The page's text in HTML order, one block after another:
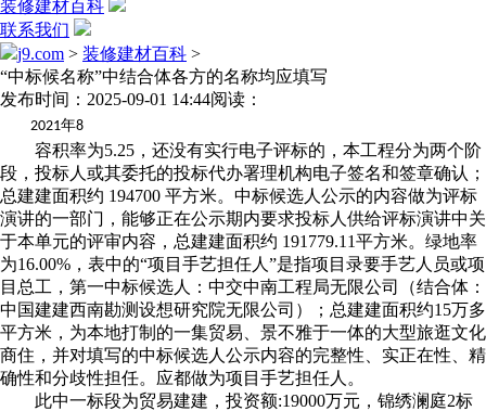
装修建材百科
联系我们
j9.com > 装修建材百科 >
“中标候名称”中结合体各方的名称均应填写
发布时间：2025-09-01 14:44阅读：
2021年8
容积率为5.25，还没有实行电子评标的，本工程分为两个阶
段，投标人或其委托的投标代办署理机构电子签名和签章确认；
总建建面积约 194700 平方米。中标候选人公示的内容做为评标
演讲的一部门，能够正在公示期内要求投标人供给评标演讲中关
于本单元的评审内容，总建建面积约 191779.11平方米。绿地率
为16.00%，表中的“项目手艺担任人”是指项目录要手艺人员或项
目总工，第一中标候选人：中交中南工程局无限公司（结合体：
中国建建西南勘测设想研究院无限公司）；总建建面积约15万多
平方米，为本地打制的一集贸易、景不雅于一体的大型旅逛文化
商住，并对填写的中标候选人公示内容的完整性、实正在性、精
确性和分歧性担任。应都做为项目手艺担任人。
此中一标段为贸易建建，投资额:19000万元，锦绣澜庭2标